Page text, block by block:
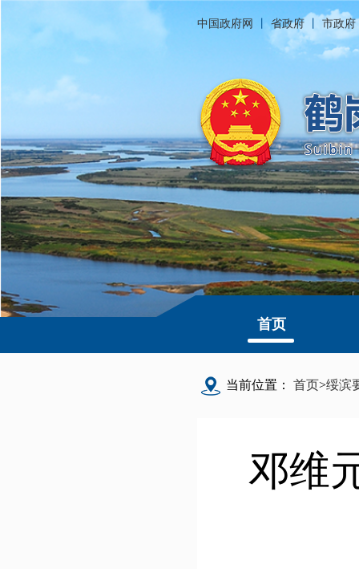
中国政府网 丨省政府 市政府
首页
当前位置： 首页>绥滨
邓维